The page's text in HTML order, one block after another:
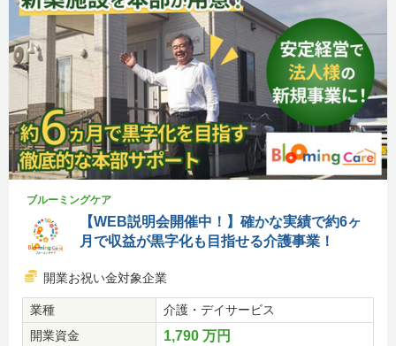
ブルーミングケア
【WEB説明会開催中！】確かな実績で約6ヶ
月で収益が黒字化も目指せる介護事業！
開業お祝い金対象企業
業種
介護・デイサービス
開業資金
1,790 万円